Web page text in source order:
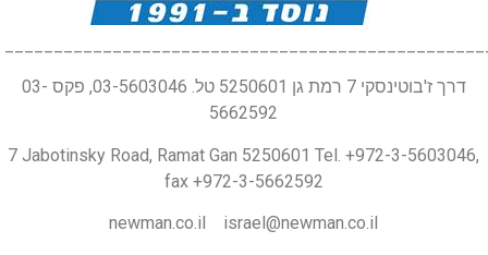
דרך ז'בוטינסקי 7 רמת גן 5250601 טל. 03-5603046, פקס 03-
5662592
7 Jabotinsky Road, Ramat Gan 5250601 Tel. +972-3-5603046,
fax +972-3-5662592
newman.co.il israel@newman.co.il